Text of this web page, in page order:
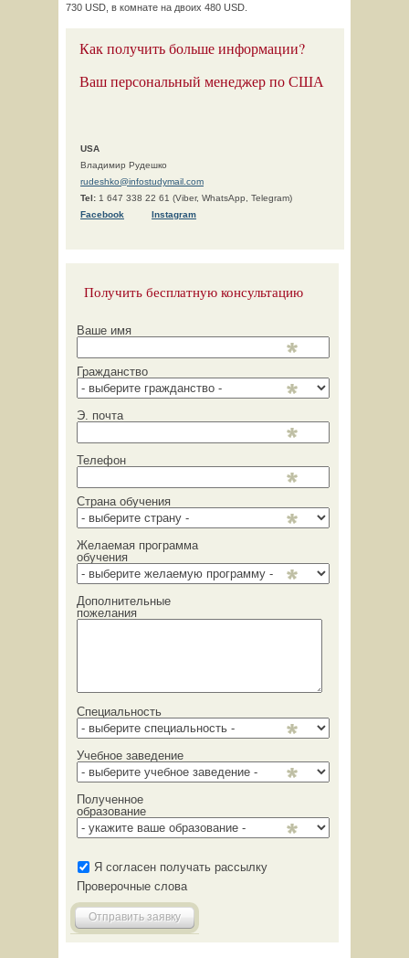
730 USD, в комнате на двоих 480 USD.
Как получить больше информации?
Ваш персональный менеджер по США
USA
Владимир Рудешко
rudeshko@infostudymail.com
Tel: 1 647 338 22 61 (Viber, WhatsApp, Telegram)
Facebook Instagram
Получить бесплатную консультацию
Ваше имя
Гражданство
Э. почта
Телефон
Страна обучения
Желаемая программа
обучения
Дополнительные
пожелания
Специальность
Учебное заведение
Полученное
образование
Я согласен получать рассылку
Проверочные слова
Отправить заявку